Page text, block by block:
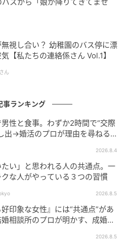
視し合い？ 幼稚園のバス停に漂
【私たちの連絡係さん Vol.1】
ん
事ランキング
性と食事。わずか2時間で“交際
出→婚活のプロが理由を尋ねる
2026.8.4
たい」と思われる人の共通点。一
な人がやっている３つの習慣
2026.8.5
好印象な女性』には“共通点”があ
相談所のプロが明かす、成婚し
2026.8.5